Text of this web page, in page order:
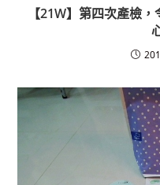
【21W】第四次產檢